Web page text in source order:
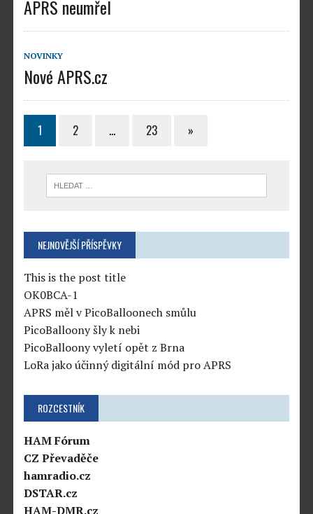
APRS neumřel
NOVINKY
Nové APRS.cz
1 2 … 23 »
NEJNOVĚJŠÍ PŘÍSPĚVKY
This is the post title
OK0BCA-1
APRS měl v PicoBalloonech smůlu
PicoBalloony šly k nebi
PicoBalloony vyletí opět z Brna
LoRa jako účinný digitální mód pro APRS
ROZCESTNÍK
HAM Fórum
CZ Převaděče
hamradio.cz
DSTAR.cz
HAM-DMR.cz